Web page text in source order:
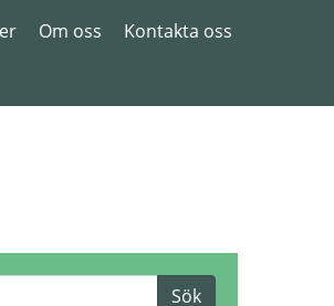
Om oss
Kontakta oss